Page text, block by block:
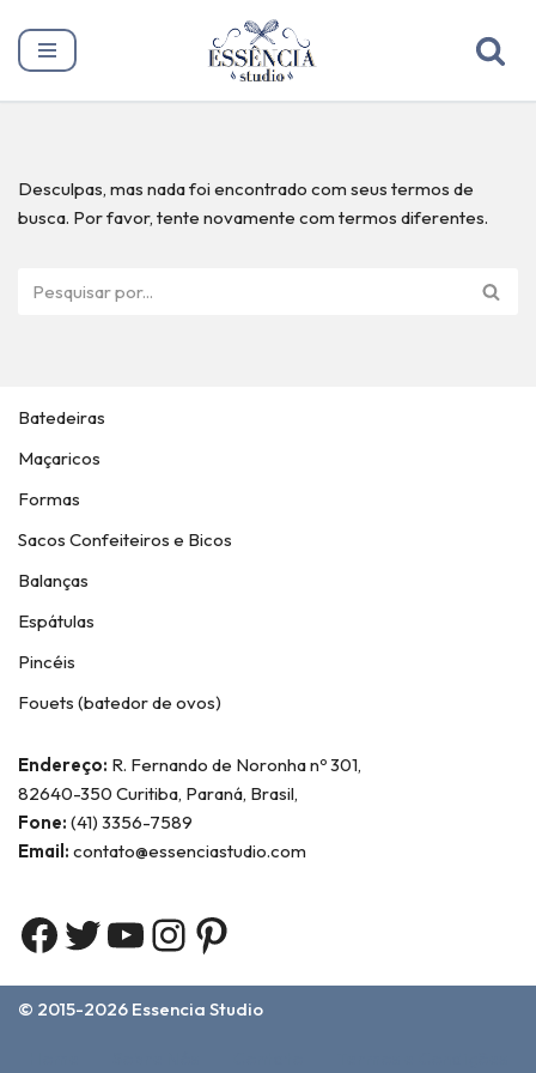
Pular
Desculpas, mas nada foi encontrado com seus termos de
busca. Por favor, tente novamente com termos diferentes.
Batedeiras
Maçaricos
Formas
Sacos Confeiteiros e Bicos
Balanças
Espátulas
Pincéis
Fouets (batedor de ovos)
Endereço: R. Fernando de Noronha nº 301,
82640-350 Curitiba, Paraná, Brasil,
Fone: (41) 3356-7589
Email: contato@essenciastudio.com
© 2015-2026 Essencia Studio